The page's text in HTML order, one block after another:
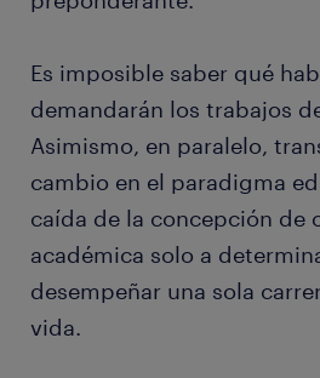
Es imposible saber qué
demandarán los trabajos
Asimismo, en paralelo,
cambio en el paradigma
caída de la concepción de
académica solo a
desempeñar una sola
vida.